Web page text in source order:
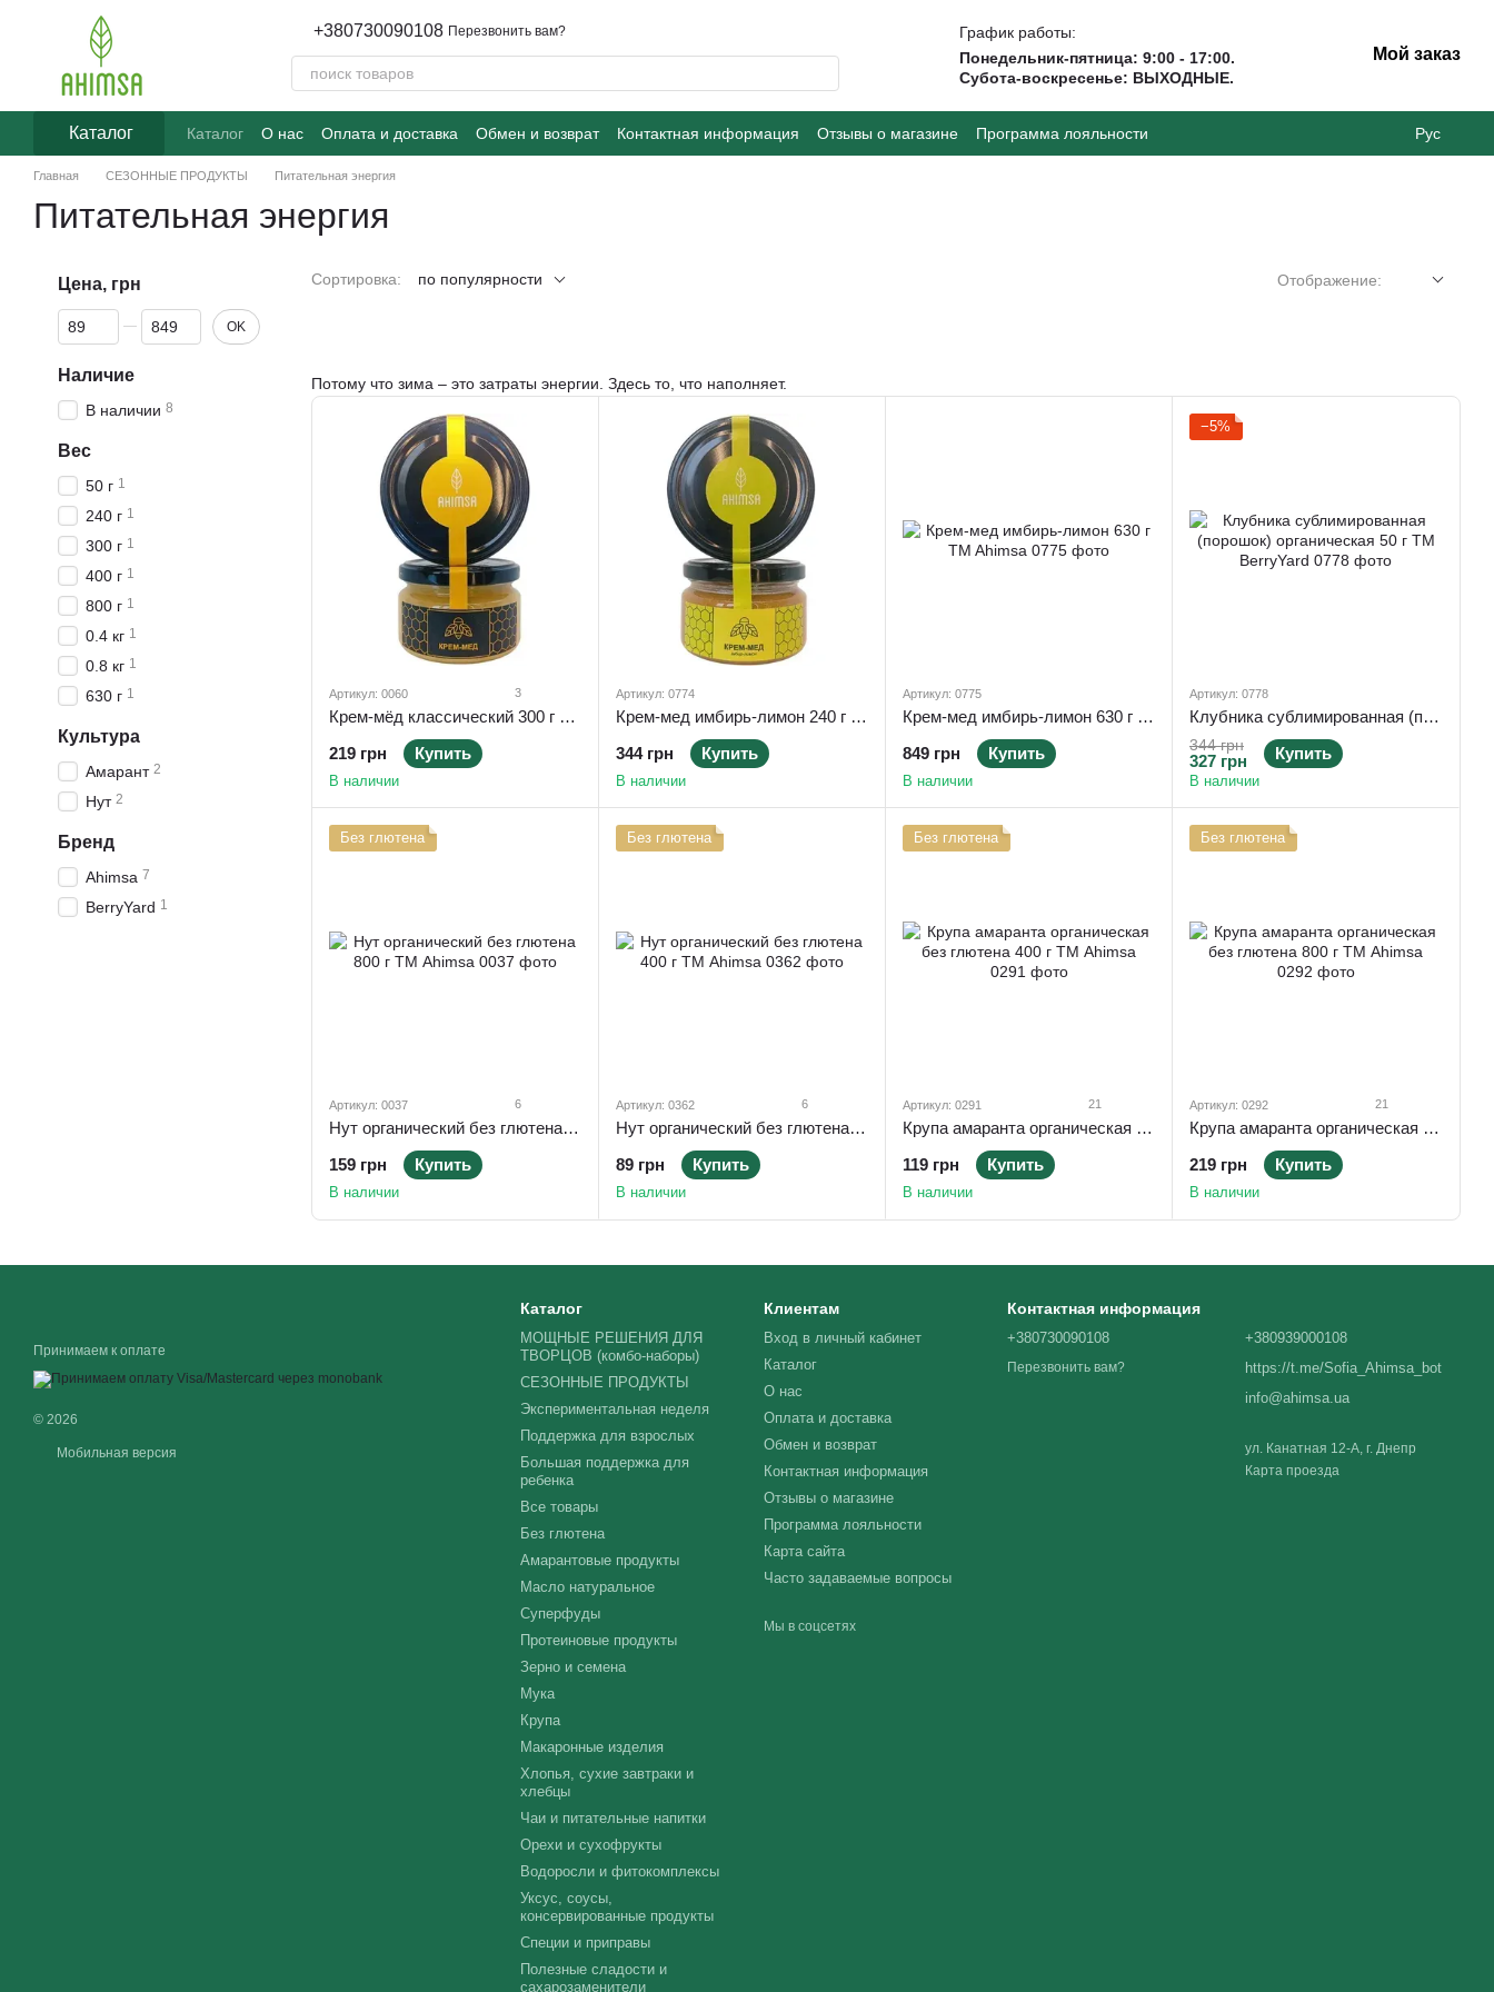
Перейти к основному контенту
+380730090108 Перезвонить вам?
График работы:
Понедельник-пятница: 9:00 - 17:00.
Субота-воскресенье: ВЫХОДНЫЕ.
Мой заказ
Каталог Каталог О нас Оплата и доставка Обмен и возврат Контактная информация Отзывы о магазине
Программа лояльности
Часто задаваемые вопросы
Рус
Главная СЕЗОННЫЕ ПРОДУКТЫ Питательная энергия
Питательная энергия
Сортировка: по популярности Отображение:
Потому что зима – это затраты энергии. Здесь то, что наполняет.
Артикул: 0060 3
Крем-мёд классический 300 г ТМ Ahimsa
219 грн
Купить
В наличии
Артикул: 0774
Крем-мед имбирь-лимон 240 г TM Ahimsa
344 грн
Купить
В наличии
Артикул: 0775
Крем-мед имбирь-лимон 630 г TM Ahimsa
849 грн
Купить
В наличии
−5%
Артикул: 0778
Клубника сублимированная (порошок) органическая 50 г ТМ BerryYard
344 грн
327 грн Купить
В наличии
Без глютена
Артикул: 0037 6
Нут органический без глютена 800 г ТМ Ahimsa
159 грн
Купить
В наличии
Без глютена
Артикул: 0362 6
Нут органический без глютена 400 г ТМ Ahimsa
89 грн
Купить
В наличии
Без глютена
Артикул: 0291 21
Крупа амаранта органическая без глютена 400 г ТМ Ahimsa
119 грн
Купить
В наличии
Без глютена
Артикул: 0292 21
Крупа амаранта органическая без глютена 800 г ТМ Ahimsa
219 грн
Купить
В наличии
Цена, грн
От Цена, грн
До Цена, грн OK
Наличие
В наличии 8
Вес
50 г 1
240 г 1
300 г 1
400 г 1
800 г 1
0.4 кг 1
0.8 кг 1
630 г 1
Культура
Амарант 2
Нут 2
Бренд
Ahimsa 7
BerryYard 1
Принимаем к оплате
© 2026
Мобильная версия
Каталог
МОЩНЫЕ РЕШЕНИЯ ДЛЯ
ТВОРЦОВ (комбо-наборы)
СЕЗОННЫЕ ПРОДУКТЫ
Экспериментальная неделя
Поддержка для взрослых
Большая поддержка для
ребенка
Все товары
Без глютена
Амарантовые продукты
Масло натуральное
Суперфуды
Протеиновые продукты
Зерно и семена
Мука
Крупа
Макаронные изделия
Хлопья, сухие завтраки и
хлебцы
Чаи и питательные напитки
Орехи и сухофрукты
Водоросли и фитокомплексы
Уксус, соусы,
консервированные продукты
Специи и приправы
Полезные сладости и
сахарозаменители
Клиентам
Вход в личный кабинет
Каталог
О нас
Оплата и доставка
Обмен и возврат
Контактная информация
Отзывы о магазине
Программа лояльности
Карта сайта
Часто задаваемые вопросы
Мы в соцсетях
Контактная информация
+380730090108
Перезвонить вам?
+380939000108
https://t.me/Sofia_Ahimsa_bot
info@ahimsa.ua
ул. Канатная 12-А, г. Днепр
Карта проезда